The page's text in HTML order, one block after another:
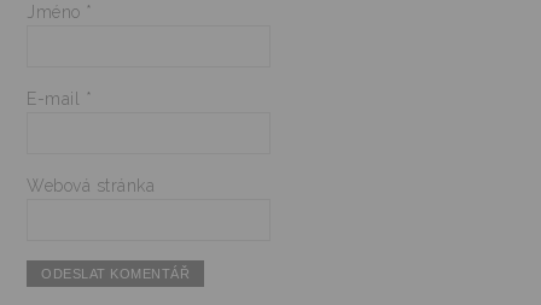
Jméno *
E-mail *
Webová stránka